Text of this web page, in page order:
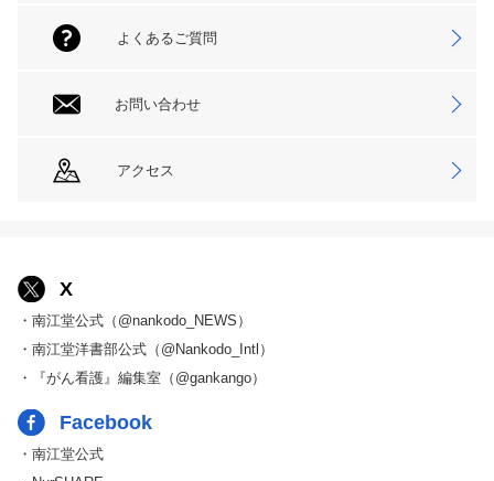
よくあるご質問
お問い合わせ
アクセス
X
・南江堂公式（@nankodo_NEWS）
・南江堂洋書部公式（@Nankodo_Intl）
・『がん看護』編集室（@gankango）
Facebook
・南江堂公式